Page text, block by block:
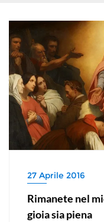
27 Aprile 2016
Rimanete nel
gioia sia piena